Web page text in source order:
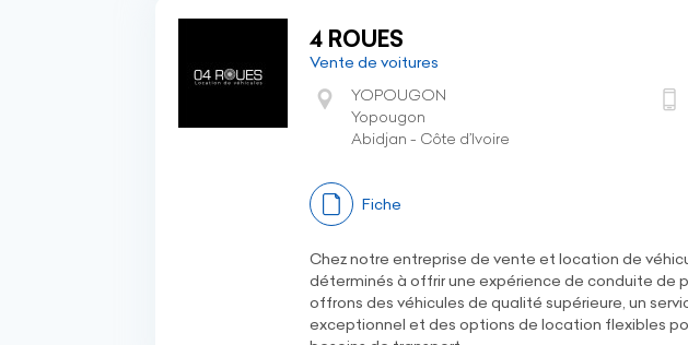
4 ROUES
Vente de voitures
YOPOUGON
Yopougon
Abidjan - Côte d’Ivoire
Fiche
Chez notre entreprise de vente et location de
déterminés à offrir une expérience de conduite de
offrons des véhicules de qualité supérieure, un
exceptionnel et des options de location flexibles